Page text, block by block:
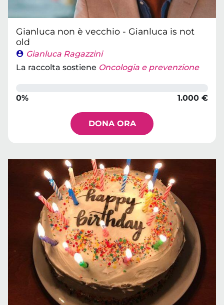
Gianluca non è vecchio - Gianluca is not
old
Gianluca Ragazzini
La raccolta sostiene Oncologia e prevenzione
0% 1.000 €
DONA ORA